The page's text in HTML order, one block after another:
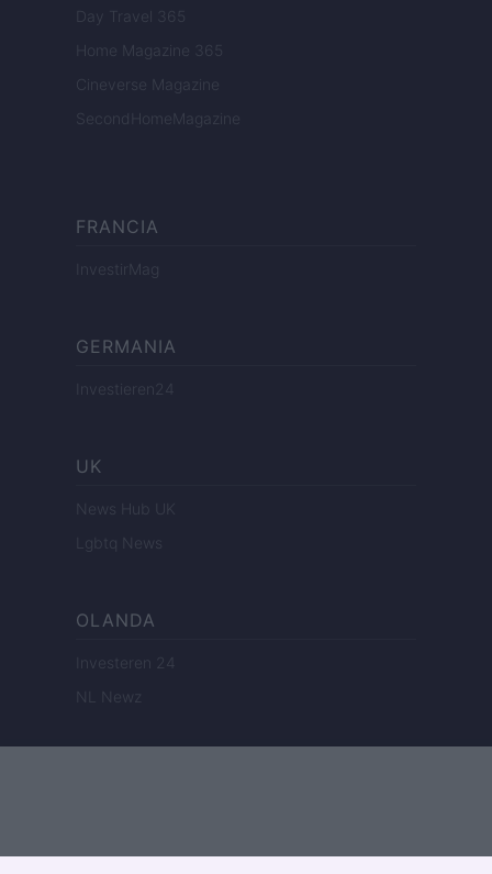
Day Travel 365
Home Magazine 365
Cineverse Magazine
SecondHomeMagazine
FRANCIA
InvestirMag
GERMANIA
Investieren24
UK
News Hub UK
Lgbtq News
OLANDA
Investeren 24
NL Newz